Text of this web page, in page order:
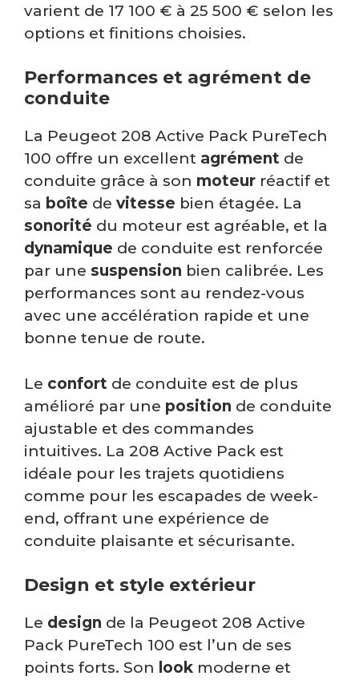
varient de 17 100 € à 25 500 € selon les
options et finitions choisies.
Performances et agrément de
conduite
La Peugeot 208 Active Pack PureTech
100 offre un excellent agrément de
conduite grâce à son moteur réactif et
sa boîte de vitesse bien étagée. La
sonorité du moteur est agréable, et la
dynamique de conduite est renforcée
par une suspension bien calibrée. Les
performances sont au rendez-vous
avec une accélération rapide et une
bonne tenue de route.
Le confort de conduite est de plus
amélioré par une position de conduite
ajustable et des commandes
intuitives. La 208 Active Pack est
idéale pour les trajets quotidiens
comme pour les escapades de week-
end, offrant une expérience de
conduite plaisante et sécurisante.
Design et style extérieur
Le design de la Peugeot 208 Active
Pack PureTech 100 est l’un de ses
points forts. Son look moderne et